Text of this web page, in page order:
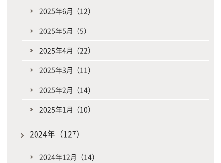
2025年6月（12）
2025年5月（5）
2025年4月（22）
2025年3月（11）
2025年2月（14）
2025年1月（10）
2024年（127）
2024年12月（14）